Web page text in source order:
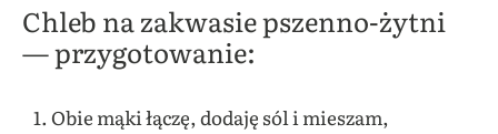
Chleb na zakwasie pszenno-żytni
— przygotowanie:
Obie mąki łączę, dodaję sól i mieszam,